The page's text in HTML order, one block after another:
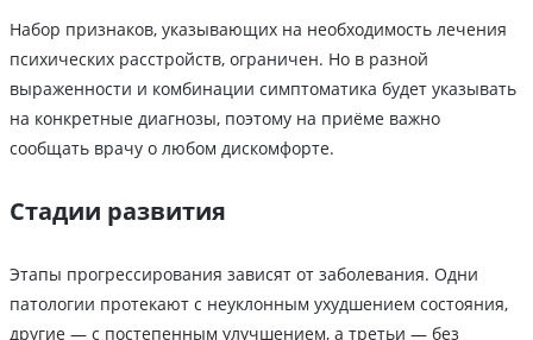
Набор признаков, указывающих на необходимость лечения
психических расстройств, ограничен. Но в разной
выраженности и комбинации симптоматика будет указывать
на конкретные диагнозы, поэтому на приёме важно
сообщать врачу о любом дискомфорте.
Стадии развития
Этапы прогрессирования зависят от заболевания. Одни
патологии протекают с неуклонным ухудшением состояния,
другие — с постепенным улучшением, а третьи — без